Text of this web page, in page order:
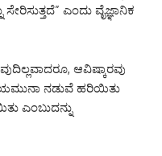
ಎಂದು ವೈಜ್ಞಾನಿಕ
ಆವಿಷ್ಕಾರವು
ಯಮುನಾ ನಡುವೆ ಹರಿಯಿತು
ಎಂಬುದನ್ನು